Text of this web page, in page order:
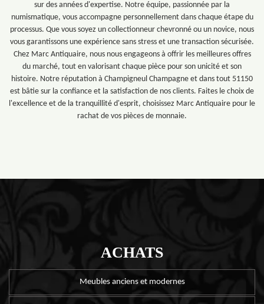
sur des années d'expertise. Notre équipe, passionnée par la
numismatique, vous accompagne personnellement dans chaque étape du
processus. Que vous soyez un collectionneur chevronné ou un novice, nous
vous garantissons une expérience sans stress et une transaction sécurisée.
Chez Marc Antiquaire, nous nous engageons à offrir les meilleures offres
du marché, tout en valorisant chaque pièce pour son unicité et son
histoire. Notre réputation à Champigneul Champagne et dans tout 51150
est bâtie sur la confiance et la satisfaction de nos clients. Faites le choix de
l'excellence et de la tranquillité d'esprit, choisissez Marc Antiquaire pour le
rachat de vos pièces de monnaie.
ACHATS
Meubles anciens et modernes